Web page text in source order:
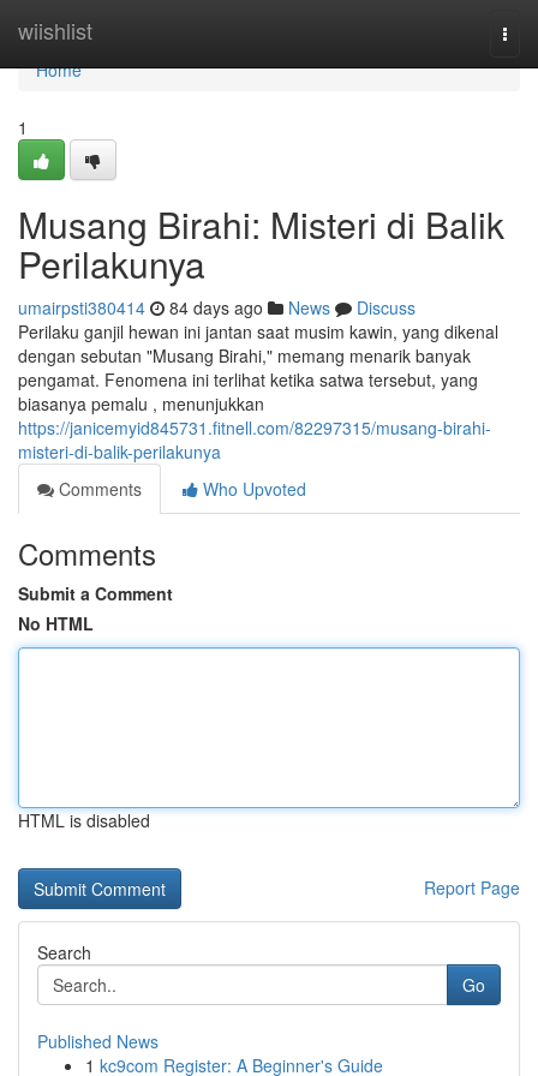
wiishlist
Home
Home
1
Musang Birahi: Misteri di Balik
Perilakunya
umairpsti380414 84 days ago News
Discuss
Perilaku ganjil hewan ini jantan saat musim kawin, yang dikenal
dengan sebutan "Musang Birahi," memang menarik banyak
pengamat. Fenomena ini terlihat ketika satwa tersebut, yang
biasanya pemalu , menunjukkan
https://janicemyid845731.fitnell.com/82297315/musang-birahi-
misteri-di-balik-perilakunya
Comments
Who Upvoted
Comments
Submit a Comment
No HTML
HTML is disabled
Report Page
Search
Go
Published News
1 kc9com Register: A Beginner's Guide